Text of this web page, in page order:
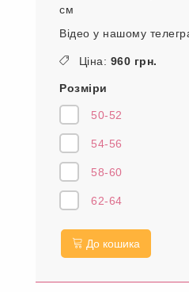
см
Відео у нашому
Ціна: 960 грн.
Розміри
50-52
54-56
58-60
62-64
До кошика